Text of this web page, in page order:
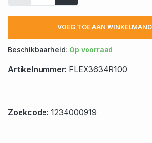
VOEG TOE AAN WINKELMAND
Beschikbaarheid: Op voorraad
Artikelnummer: FLEX3634R100
Zoekcode: 1234000919